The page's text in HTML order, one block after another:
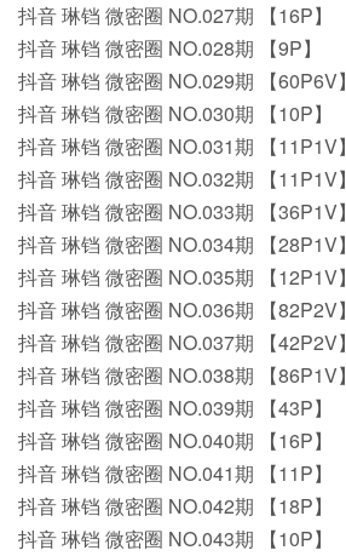
抖音 琳铛 微密圈 NO.027期 【16P】
抖音 琳铛 微密圈 NO.028期 【9P】
抖音 琳铛 微密圈 NO.029期 【60P6V】
抖音 琳铛 微密圈 NO.030期 【10P】
抖音 琳铛 微密圈 NO.031期 【11P1V】
抖音 琳铛 微密圈 NO.032期 【11P1V】
抖音 琳铛 微密圈 NO.033期 【36P1V】
抖音 琳铛 微密圈 NO.034期 【28P1V】
抖音 琳铛 微密圈 NO.035期 【12P1V】
抖音 琳铛 微密圈 NO.036期 【82P2V】
抖音 琳铛 微密圈 NO.037期 【42P2V】
抖音 琳铛 微密圈 NO.038期 【86P1V】
抖音 琳铛 微密圈 NO.039期 【43P】
抖音 琳铛 微密圈 NO.040期 【16P】
抖音 琳铛 微密圈 NO.041期 【11P】
抖音 琳铛 微密圈 NO.042期 【18P】
抖音 琳铛 微密圈 NO.043期 【10P】